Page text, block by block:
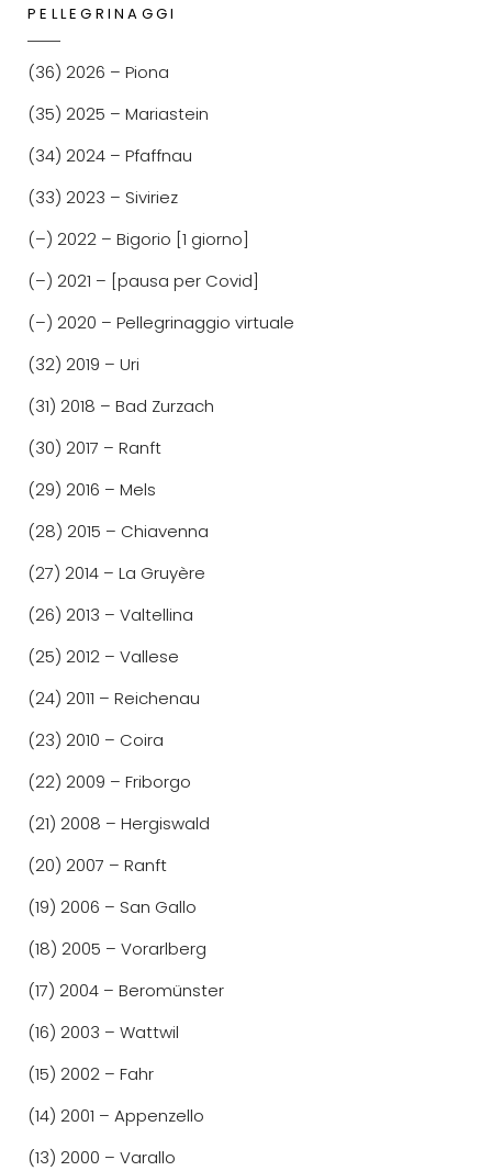
PELLEGRINAGGI
(36) 2026 – Piona
(35) 2025 – Mariastein
(34) 2024 – Pfaffnau
(33) 2023 – Siviriez
(–) 2022 – Bigorio [1 giorno]
(–) 2021 – [pausa per Covid]
(–) 2020 – Pellegrinaggio virtuale
(32) 2019 – Uri
(31) 2018 – Bad Zurzach
(30) 2017 – Ranft
(29) 2016 – Mels
(28) 2015 – Chiavenna
(27) 2014 – La Gruyère
(26) 2013 – Valtellina
(25) 2012 – Vallese
(24) 2011 – Reichenau
(23) 2010 – Coira
(22) 2009 – Friborgo
(21) 2008 – Hergiswald
(20) 2007 – Ranft
(19) 2006 – San Gallo
(18) 2005 – Vorarlberg
(17) 2004 – Beromünster
(16) 2003 – Wattwil
(15) 2002 – Fahr
(14) 2001 – Appenzello
(13) 2000 – Varallo